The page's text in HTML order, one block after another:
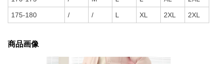
175-180 / / L XL 2XL 2XL
商品画像